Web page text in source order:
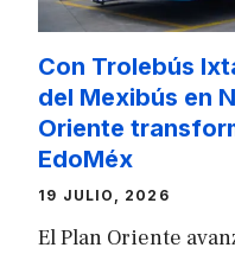
Con Trolebús
del Mexibús en
Oriente
EdoMéx
19 JULIO, 2026
El Plan Oriente